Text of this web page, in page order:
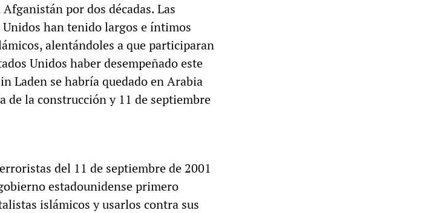
por dos décadas. Las
Unidos han tenido largos e íntimos
alentándoles a que participaran
Unidos haber desempeñado este
Laden se habría quedado en Arabia
de la construcción y 11 de septiembre
del 11 de septiembre de 2001
estadounidense primero
islámicos y usarlos contra sus